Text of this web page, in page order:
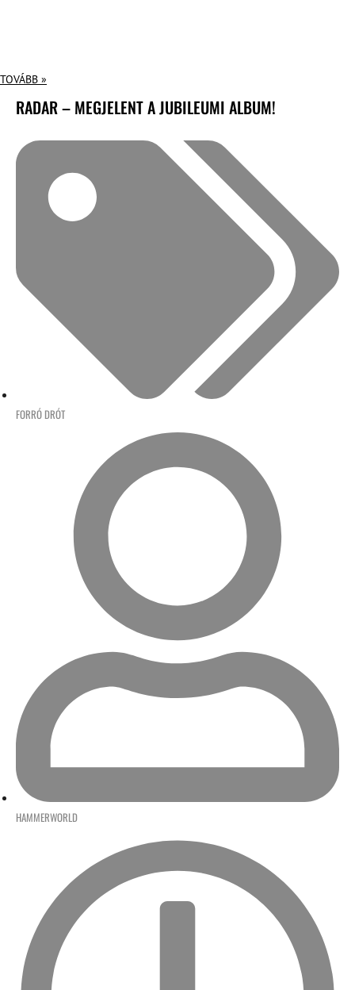
TOVÁBB »
RADAR – MEGJELENT A JUBILEUMI ALBUM!
FORRÓ DRÓT
HAMMERWORLD